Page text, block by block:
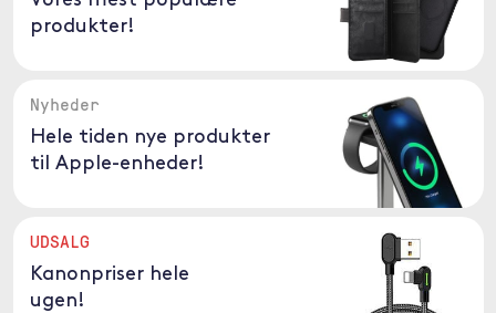
produkter!
Nyheder
Hele tiden nye produkter
til Apple-enheder!
UDSALG
Kanonpriser hele
ugen!